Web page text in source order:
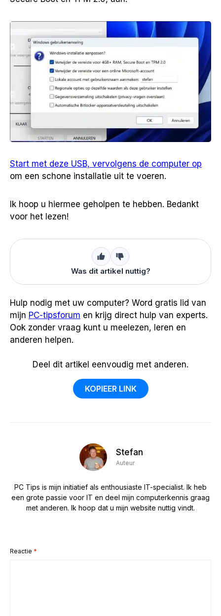
Start met deze USB, vervolgens de computer op
om een schone installatie uit te voeren.
Ik hoop u hiermee geholpen te hebben. Bedankt
voor het lezen!
Was dit artikel nuttig?
Hulp nodig met uw computer? Word gratis lid van
mijn PC-tipsforum en krijg direct hulp van experts.
Ook zonder vraag kunt u meelezen, leren en
anderen helpen.
Deel dit artikel eenvoudig met anderen.
KOPIEER LINK
Stefan
Auteur
PC Tips is mijn initiatief als enthousiaste IT-specialist. Ik heb
een grote passie voor IT en deel mijn computerkennis graag
met anderen. Ik hoop dat u mijn website nuttig vindt.
Reactie *